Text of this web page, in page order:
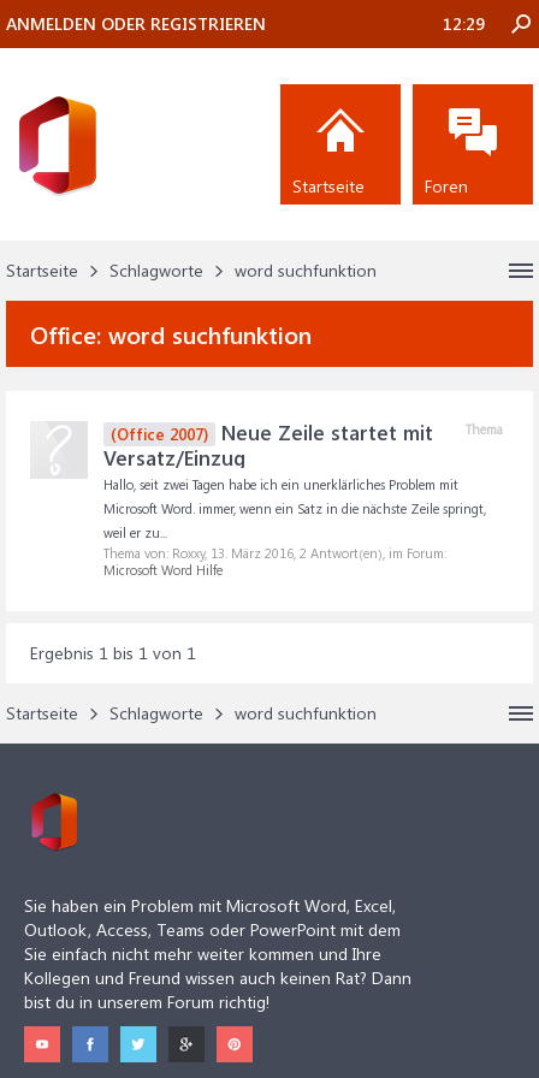
Startseite Schlagworte word suchfunktion
Office: word suchfunktion
Thema
(Office 2007)
Neue Zeile startet mit
Versatz/Einzug
Hallo, seit zwei Tagen habe ich ein unerklärliches Problem mit
Microsoft Word. immer, wenn ein Satz in die nächste Zeile springt,
weil er zu...
Thema von: Roxxy, 13. März 2016, 2 Antwort(en), im Forum:
Microsoft Word Hilfe
Ergebnis 1 bis 1 von 1
Startseite Schlagworte word suchfunktion
ANMELDEN ODER REGISTRIEREN 12:29
Startseite Foren
Sie haben ein Problem mit Microsoft Word, Excel,
Outlook, Access, Teams oder PowerPoint mit dem
Sie einfach nicht mehr weiter kommen und Ihre
Kollegen und Freund wissen auch keinen Rat? Dann
bist du in unserem Forum richtig!